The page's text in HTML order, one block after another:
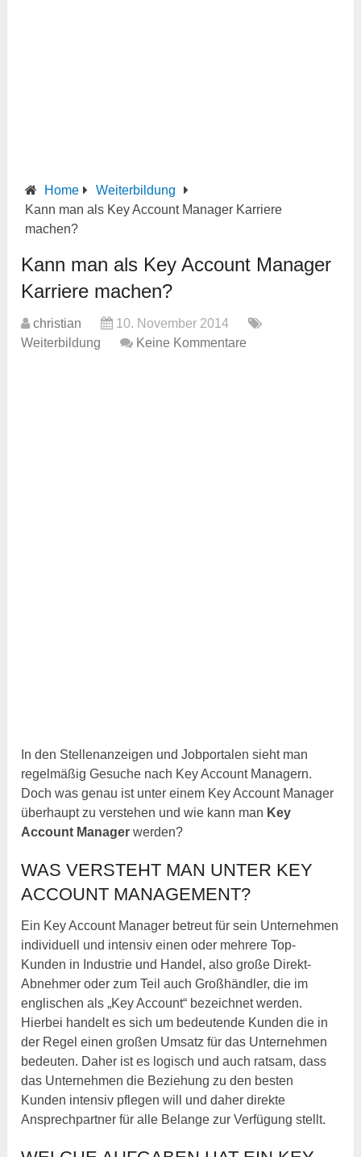
Home
Weiterbildung
Kann man als Key Account Manager Karriere
machen?
Kann man als Key Account Manager
Karriere machen?
christian
10. November 2014
Weiterbildung
Keine Kommentare
In den Stellenanzeigen und Jobportalen sieht man
regelmäßig Gesuche nach Key Account Managern.
Doch was genau ist unter einem Key Account Manager
überhaupt zu verstehen und wie kann man Key
Account Manager werden?
WAS VERSTEHT MAN UNTER KEY
ACCOUNT MANAGEMENT?
Ein Key Account Manager betreut für sein Unternehmen
individuell und intensiv einen oder mehrere Top-
Kunden in Industrie und Handel, also große Direkt-
Abnehmer oder zum Teil auch Großhändler, die im
englischen als „Key Account“ bezeichnet werden.
Hierbei handelt es sich um bedeutende Kunden die in
der Regel einen großen Umsatz für das Unternehmen
bedeuten. Daher ist es logisch und auch ratsam, dass
das Unternehmen die Beziehung zu den besten
Kunden intensiv pflegen will und daher direkte
Ansprechpartner für alle Belange zur Verfügung stellt.